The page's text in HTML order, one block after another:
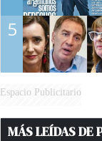
5
Espacio Publicitario
MÁS LEÍDAS DE